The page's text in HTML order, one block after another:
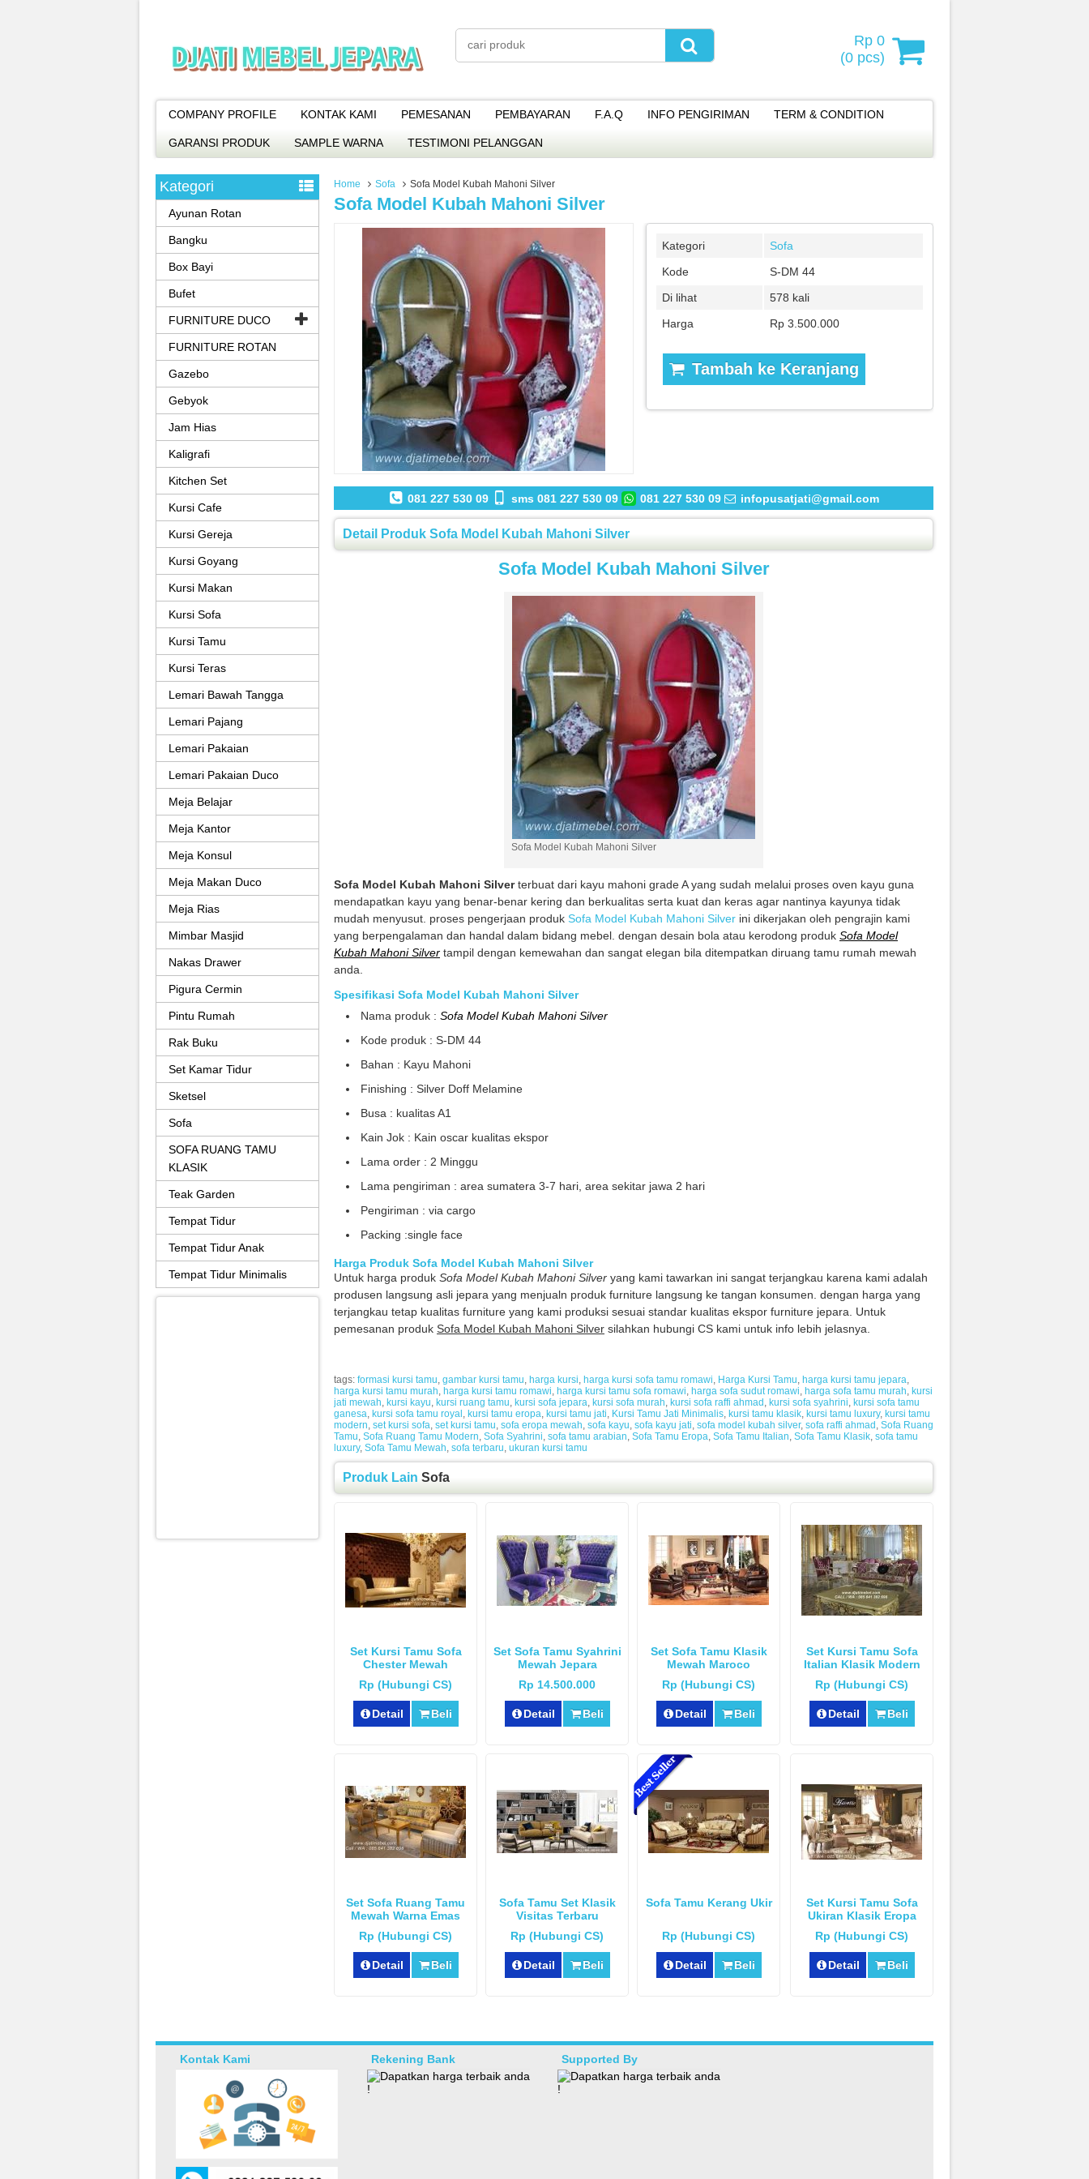
Rp 0
(0 pcs)
COMPANY PROFILE KONTAK KAMI PEMESANAN PEMBAYARAN F.A.Q INFO PENGIRIMAN TERM & CONDITION
GARANSI PRODUK SAMPLE WARNA TESTIMONI PELANGGAN
Home Sofa Sofa Model Kubah Mahoni Silver
Sofa Model Kubah Mahoni Silver
Kategori
Sofa
Kode
S-DM 44
Di lihat
578 kali
Harga
Rp 3.500.000
Tambah ke Keranjang
081 227 530 09 sms 081 227 530 09 081 227 530 09 infopusatjati@gmail.com
Detail Produk Sofa Model Kubah Mahoni Silver
Sofa Model Kubah Mahoni Silver
Sofa Model Kubah Mahoni Silver
Sofa Model Kubah Mahoni Silverterbuat dari kayu mahoni grade A yang sudah melalui proses oven kayu guna
mendapatkan kayu yang benar-benar kering dan berkualitas serta kuat dan keras agar nantinya kayunya tidak
mudah menyusut. proses pengerjaan produk Sofa Model Kubah Mahoni Silver ini dikerjakan oleh pengrajin kami
yang berpengalaman dan handal dalam bidang mebel. dengan desain bola atau kerodong produk Sofa Model
Kubah Mahoni Silver tampil dengan kemewahan dan sangat elegan bila ditempatkan diruang tamu rumah mewah
anda.
Spesifikasi Sofa Model Kubah Mahoni Silver
Nama produk : Sofa Model Kubah Mahoni Silver
Kode produk : S-DM 44
Bahan : Kayu Mahoni
Finishing : Silver Doff Melamine
Busa : kualitas A1
Kain Jok : Kain oscar kualitas ekspor
Lama order : 2 Minggu
Lama pengiriman : area sumatera 3-7 hari, area sekitar jawa 2 hari
Pengiriman : via cargo
Packing :single face
Harga Produk Sofa Model Kubah Mahoni Silver
Untuk harga produk Sofa Model Kubah Mahoni Silver yang kami tawarkan ini sangat terjangkau karena kami adalah
produsen langsung asli jepara yang menjualn produk furniture langsung ke tangan konsumen. dengan harga yang
terjangkau tetap kualitas furniture yang kami produksi sesuai standar kualitas ekspor furniture jepara. Untuk
pemesanan produk Sofa Model Kubah Mahoni Silver silahkan hubungi CS kami untuk info lebih jelasnya.
tags: formasi kursi tamu, gambar kursi tamu, harga kursi, harga kursi sofa tamu romawi, Harga Kursi Tamu, harga kursi tamu jepara,
harga kursi tamu murah, harga kursi tamu romawi, harga kursi tamu sofa romawi, harga sofa sudut romawi, harga sofa tamu murah, kursi
jati mewah, kursi kayu, kursi ruang tamu, kursi sofa jepara, kursi sofa murah, kursi sofa raffi ahmad , kursi sofa syahrini, kursi sofa tamu
ganesa, kursi sofa tamu royal , kursi tamu eropa, kursi tamu jati, Kursi Tamu Jati Minimalis, kursi tamu klasik, kursi tamu luxury, kursi tamu
modern, set kursi sofa, set kursi tamu, sofa eropa mewah, sofa kayu, sofa kayu jati, sofa model kubah silver, sofa raffi ahmad , Sofa Ruang
Tamu, Sofa Ruang Tamu Modern, Sofa Syahrini, sofa tamu arabian, Sofa Tamu Eropa, Sofa Tamu Italian, Sofa Tamu Klasik, sofa tamu
luxury, Sofa Tamu Mewah, sofa terbaru, ukuran kursi tamu
Produk Lain Sofa
Set Kursi Tamu Sofa
Chester Mewah
Rp (Hubungi CS)
Detail Beli
Set Sofa Tamu Syahrini
Mewah Jepara
Rp 14.500.000
Detail Beli
Set Sofa Tamu Klasik
Mewah Maroco
Rp (Hubungi CS)
Detail Beli
Set Kursi Tamu Sofa
Italian Klasik Modern
Rp (Hubungi CS)
Detail Beli
Set Sofa Ruang Tamu
Mewah Warna Emas
Rp (Hubungi CS)
Detail Beli
Sofa Tamu Set Klasik
Visitas Terbaru
Rp (Hubungi CS)
Detail Beli
Sofa Tamu Kerang Ukir
Rp (Hubungi CS)
Detail Beli
Set Kursi Tamu Sofa
Ukiran Klasik Eropa
Rp (Hubungi CS)
Detail Beli
Kategori
Ayunan Rotan
Bangku
Box Bayi
Bufet
FURNITURE DUCO
FURNITURE ROTAN
Gazebo
Gebyok
Jam Hias
Kaligrafi
Kitchen Set
Kursi Cafe
Kursi Gereja
Kursi Goyang
Kursi Makan
Kursi Sofa
Kursi Tamu
Kursi Teras
Lemari Bawah Tangga
Lemari Pajang
Lemari Pakaian
Lemari Pakaian Duco
Meja Belajar
Meja Kantor
Meja Konsul
Meja Makan Duco
Meja Rias
Mimbar Masjid
Nakas Drawer
Pigura Cermin
Pintu Rumah
Rak Buku
Set Kamar Tidur
Sketsel
Sofa
SOFA RUANG TAMU
KLASIK
Teak Garden
Tempat Tidur
Tempat Tidur Anak
Tempat Tidur Minimalis
Kontak Kami Rekening Bank Supported By